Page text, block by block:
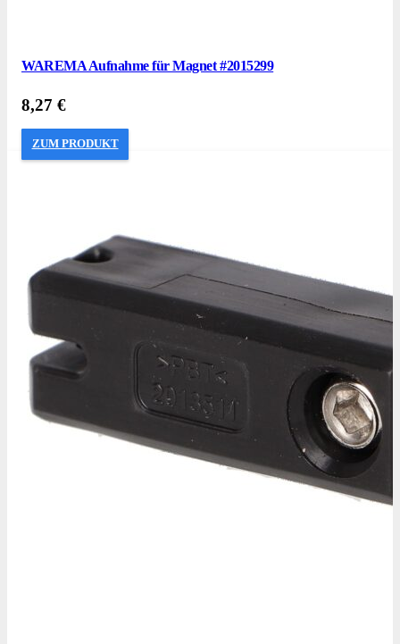
WAREMA Aufnahme für Magnet #2015299
8,27 €
ZUM PRODUKT